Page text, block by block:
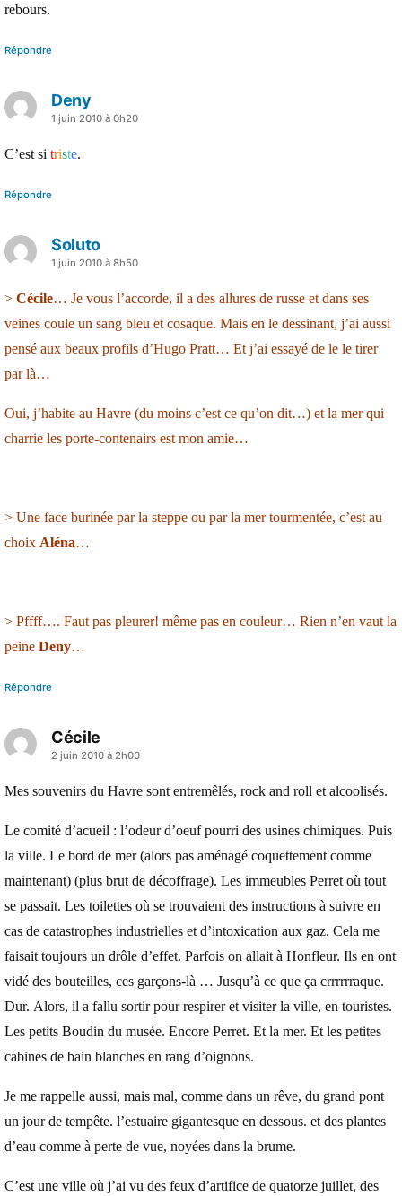
rebours.
Répondre
Deny
a
dit :
1 juin 2010 à 0h20
C’est si triste.
Répondre
Soluto
a1 juin 2010 à 8h50
> Cécile… Je vous l’accorde, il a des allures de russe et dans ses
veines coule un sang bleu et cosaque. Mais en le dessinant, j’ai aussi
pensé aux beaux profils d’Hugo Pratt… Et j’ai essayé de le le tirer
par là…
Oui, j’habite au Havre (du moins c’est ce qu’on dit…) et la mer qui
charrie les porte-contenairs est mon amie…
> Une face burinée par la steppe ou par la mer tourmentée, c’est au
choix Aléna…
> Pffff…. Faut pas pleurer! même pas en couleur… Rien n’en vaut la
peine Deny…
Répondre
Cécile
a
2 juin 2010 à 2h00
Mes souvenirs du Havre sont entremêlés, rock and roll et alcoolisés.
Le comité d’acueil : l’odeur d’oeuf pourri des usines chimiques. Puis
la ville. Le bord de mer (alors pas aménagé coquettement comme
maintenant) (plus brut de décoffrage). Les immeubles Perret où tout
se passait. Les toilettes où se trouvaient des instructions à suivre en
cas de catastrophes industrielles et d’intoxication aux gaz. Cela me
faisait toujours un drôle d’effet. Parfois on allait à Honfleur. Ils en ont
vidé des bouteilles, ces garçons-là … Jusqu’à ce que ça crrrrrraque.
Dur. Alors, il a fallu sortir pour respirer et visiter la ville, en touristes.
Les petits Boudin du musée. Encore Perret. Et la mer. Et les petites
cabines de bain blanches en rang d’oignons.
Je me rappelle aussi, mais mal, comme dans un rêve, du grand pont
un jour de tempête. l’estuaire gigantesque en dessous. et des plantes
d’eau comme à perte de vue, noyées dans la brume.
C’est une ville où j’ai vu des feux d’artifice de quatorze juillet, des